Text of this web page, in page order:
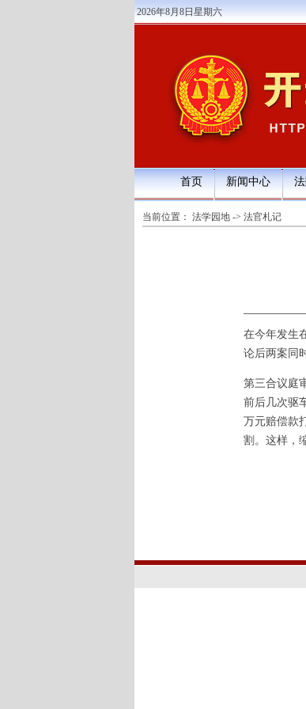
2026年8月8日星期六
首页 新闻中心
当前位置： 法学园地 -> 法官札记
在今年发生
论后两案同
第三合议庭
前后几次驱
万元赔偿款
割。这样，